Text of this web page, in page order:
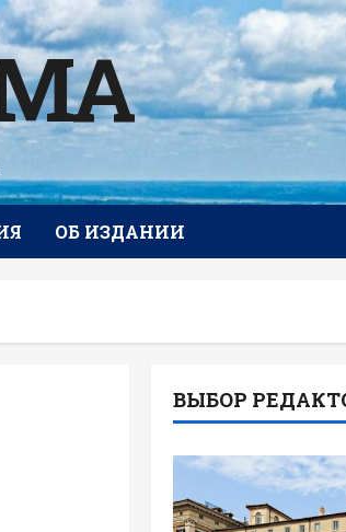
ОБ ИЗДАНИИ
ВЫБОР